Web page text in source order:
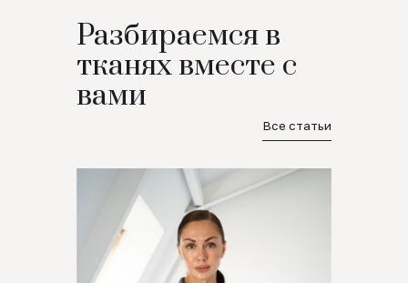
Разбираемся в
тканях вместе с
вами
Все статьи